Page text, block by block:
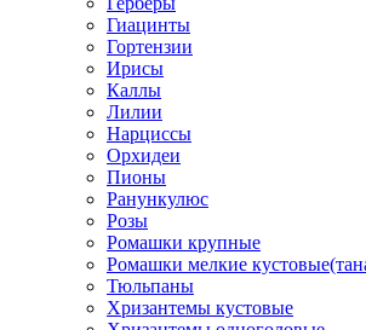
Гиацинты
Гортензии
Ирисы
Каллы
Лилии
Нарциссы
Орхидеи
Пионы
Ранункулюс
Розы
Ромашки крупные
Ромашки мелкие
Тюльпаны
Хризантемы кустовые